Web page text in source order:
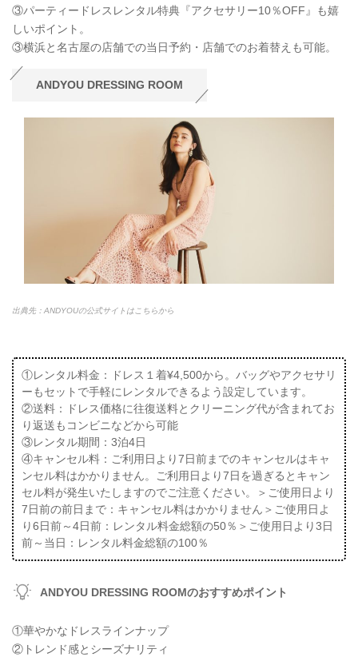
③パーティードレスレンタル特典『アクセサリー10％OFF』も嬉
しいポイント。
③横浜と名古屋の店舗での当日予約・店舗でのお着替えも可能。
ANDYOU DRESSING ROOM
出典先：ANDYOUの公式サイトはこちらから
①レンタル料金：ドレス１着¥4,500から。バッグやアクセサリ
ーもセットで手軽にレンタルできるよう設定しています。
②送料：ドレス価格に往復送料とクリーニング代が含まれてお
り返送もコンビニなどから可能
③レンタル期間：3泊4日
④キャンセル料：ご利用日より7日前までのキャンセルはキャ
ンセル料はかかりません。ご利用日より7日を過ぎるとキャン
セル料が発生いたしますのでご注意ください。＞ご使用日より
7日前の前日まで：キャンセル料はかかりません＞ご使用日よ
り6日前～4日前：レンタル料金総額の50％＞ご使用日より3日
前～当日：レンタル料金総額の100％
ANDYOU DRESSING ROOMのおすすめポイント
①華やかなドレスラインナップ
②トレンド感とシーズナリティ